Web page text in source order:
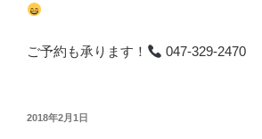
ご予約も承ります！ 047-329-2470
投
2018年2月1日